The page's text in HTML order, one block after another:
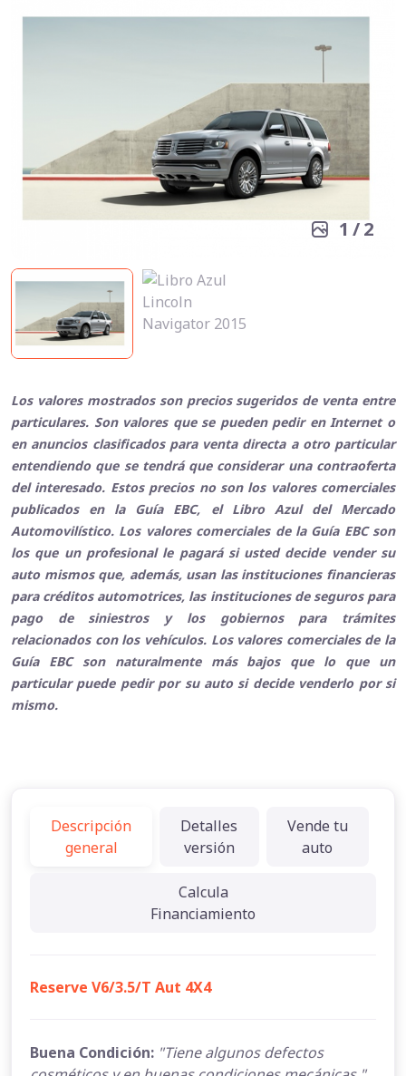
1/2
Los valores mostrados son precios sugeridos de venta entre
particulares. Son valores que se pueden pedir en Internet o
en anuncios clasificados para venta directa a otro particular
entendiendo que se tendrá que considerar una contraoferta
del interesado. Estos precios no son los valores comerciales
publicados en la Guía EBC, el Libro Azul del Mercado
Automovilístico. Los valores comerciales de la Guía EBC son
los que un profesional le pagará si usted decide vender su
auto mismos que, además, usan las instituciones financieras
para créditos automotrices, las instituciones de seguros para
pago de siniestros y los gobiernos para trámites
relacionados con los vehículos. Los valores comerciales de la
Guía EBC son naturalmente más bajos que lo que un
particular puede pedir por su auto si decide venderlo por si
mismo.
Descripción
general
Detalles
versión
Vende tu
auto
Calcula
Financiamiento
Reserve V6/3.5/T Aut 4X4
Buena Condición: "Tiene algunos defectos